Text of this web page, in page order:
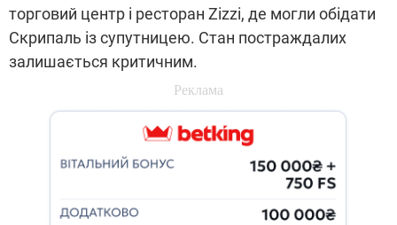
торговий центр і ресторан Zizzi, де могли обідати
Скрипаль із супутницею. Стан постраждалих
залишається критичним.